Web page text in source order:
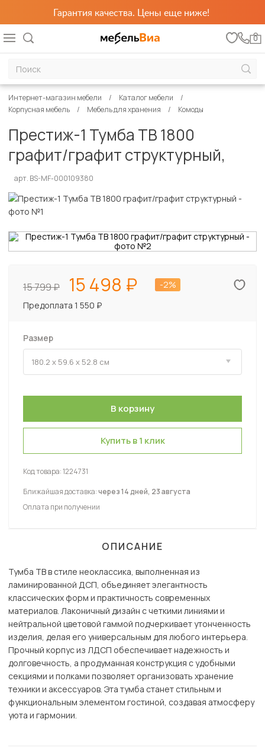
Гарантия качества. Цены еще ниже!
0
Интернет-магазин мебели
Каталог мебели
Корпусная мебель
Мебель для хранения Комоды
Престиж-1 Тумба ТВ 1800
графит/графит структурный,
арт. BS-MF-000109380
15 799 15 498
-2%
Предоплата 1 550 ₽
Размер
Купить в 1 клик
Код товара:1224731
Ближайшая доставка:через 14 дней, 23 августа
Оплата при получении
ОПИСАНИЕ
Тумба ТВ в стиле неоклассика, выполненная из
ламинированной ДСП, объединяет элегантность
классических форм и практичность современных
материалов. Лаконичный дизайн с четкими линиями и
нейтральной цветовой гаммой подчеркивает утонченность
изделия, делая его универсальным для любого интерьера.
Прочный корпус из ЛДСП обеспечивает надежность и
долговечность, а продуманная конструкция с удобными
секциями и полками позволяет организовать хранение
техники и аксессуаров. Эта тумба станет стильным и
функциональным элементом гостиной, создавая атмосферу
уюта и гармонии.